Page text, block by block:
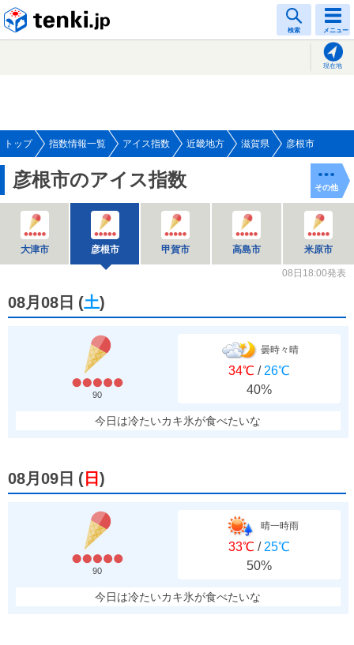
検索 メニュー
現在地
トップ 指数情報一覧 アイス指数 近畿地方 滋賀県 彦根市
彦根市のアイス指数
大津市 彦根市 甲賀市 高島市 米原市
その他
08日18:00発表
08月08日 (土)
90
曇時々晴
34℃ / 26℃
40%
今日は冷たいカキ氷が食べたいな
08月09日 ( 日 )
90
晴一時雨
33℃ / 25℃
50%
今日は冷たいカキ氷が食べたいな